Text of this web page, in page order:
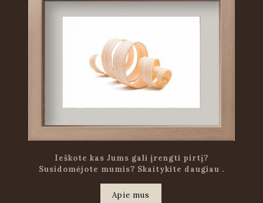
Ieškote kas Jums gali įrengti pirtį?
Susidomėjote mumis? Skaitykite daugiau .
Apie mus